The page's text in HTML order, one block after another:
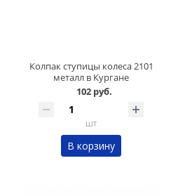
Колпак ступицы колеса 2101
металл в Кургане
102 руб.
шт
В корзину